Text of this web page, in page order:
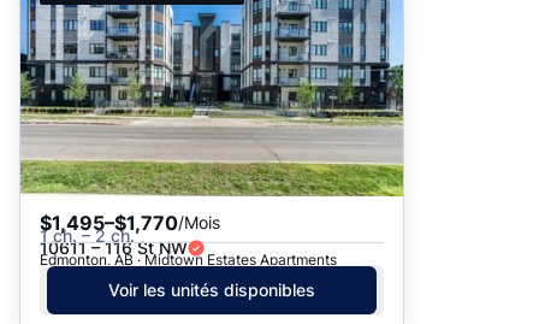
$1,495–$1,770/Mois
1 ch. – 2 ch.
10611 – 116 St NW
Edmonton, AB · Midtown Estates Apartments
Voir les unités disponibles